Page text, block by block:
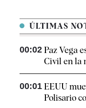
ÚLTIMAS
00:02 Paz Vega
Civil en la
00:01 EEUU
Polisario